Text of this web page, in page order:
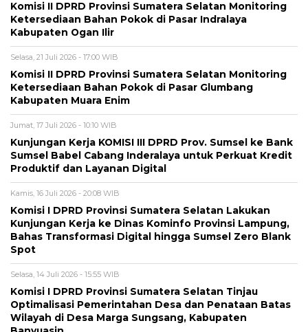
Komisi II DPRD Provinsi Sumatera Selatan Monitoring
Ketersediaan Bahan Pokok di Pasar Indralaya
Kabupaten Ogan Ilir
Selasa, 21 Juli 2026 - 17:00 WIB
Komisi II DPRD Provinsi Sumatera Selatan Monitoring
Ketersediaan Bahan Pokok di Pasar Glumbang
Kabupaten Muara Enim
Jumat, 17 Juli 2026 - 10:10 WIB
Kunjungan Kerja KOMISI III DPRD Prov. Sumsel ke Bank
Sumsel Babel Cabang Inderalaya untuk Perkuat Kredit
Produktif dan Layanan Digital
Kamis, 16 Juli 2026 - 20:08 WIB
Komisi I DPRD Provinsi Sumatera Selatan Lakukan
Kunjungan Kerja ke Dinas Kominfo Provinsi Lampung,
Bahas Transformasi Digital hingga Sumsel Zero Blank
Spot
Selasa, 14 Juli 2026 - 15:55 WIB
Komisi I DPRD Provinsi Sumatera Selatan Tinjau
Optimalisasi Pemerintahan Desa dan Penataan Batas
Wilayah di Desa Marga Sungsang, Kabupaten